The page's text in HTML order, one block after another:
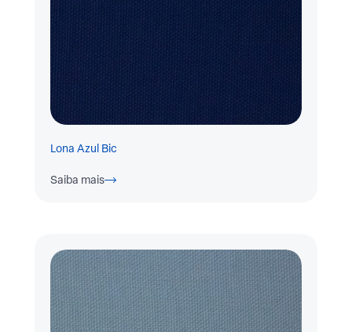
Lona Azul Bic
Saiba mais